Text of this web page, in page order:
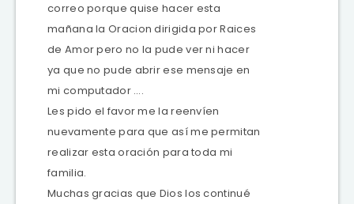
correo porque quise hacer esta
mañana la Oracion dirigida por Raices
de Amor pero no la pude ver ni hacer
ya que no pude abrir ese mensaje en
mi computador ….
Les pido el favor me la reenvíen
nuevamente para que así me permitan
realizar esta oración para toda mi
familia.
Muchas gracias que Dios los continué